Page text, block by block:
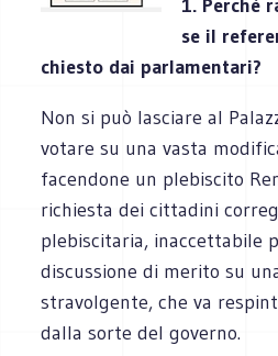
1. Perché
se il
chiesto dai parlamentari?
Non si può lasciare al
votare su una vasta
facendone un plebiscito
richiesta dei cittadini
plebiscitaria, inaccettabile
discussione di merito su
stravolgente, che va
dalla sorte del governo.